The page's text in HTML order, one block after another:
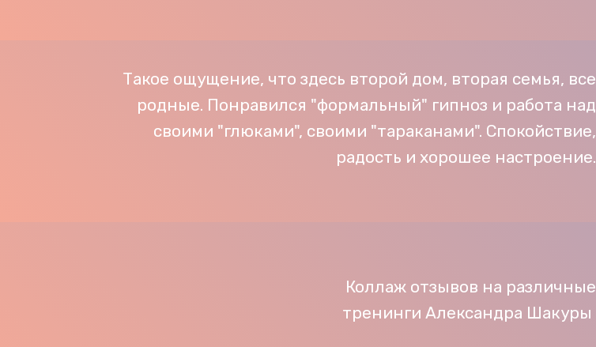
Такое ощущение, что здесь второй дом, вторая семья, все
родные. Понравился "формальный" гипноз и работа над
своими "глюками", своими "тараканами". Спокойствие,
радость и хорошее настроение.
Коллаж отзывов на различные
тренинги Александра Шакуры